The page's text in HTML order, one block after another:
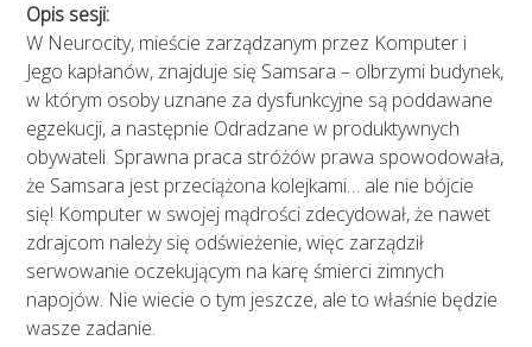
Opis sesji:
W Neurocity, mieście zarządzanym przez Komputer i
Jego kapłanów, znajduje się Samsara – olbrzymi budynek,
w którym osoby uznane za dysfunkcyjne są poddawane
egzekucji, a następnie Odradzane w produktywnych
obywateli. Sprawna praca stróżów prawa spowodowała,
że Samsara jest przeciążona kolejkami… ale nie bójcie
się! Komputer w swojej mądrości zdecydował, że nawet
zdrajcom należy się odświeżenie, więc zarządził
serwowanie oczekującym na karę śmierci zimnych
napojów. Nie wiecie o tym jeszcze, ale to właśnie będzie
wasze zadanie.